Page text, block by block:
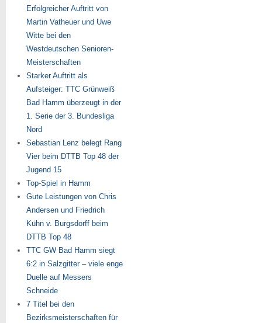
Erfolgreicher Auftritt von
Martin Vatheuer und Uwe
Witte bei den
Westdeutschen Senioren-
Meisterschaften
Starker Auftritt als
Aufsteiger: TTC Grünweiß
Bad Hamm überzeugt in der
1. Serie der 3. Bundesliga
Nord
Sebastian Lenz belegt Rang
Vier beim DTTB Top 48 der
Jugend 15
Top-Spiel in Hamm
Gute Leistungen von Chris
Andersen und Friedrich
Kühn v. Burgsdorff beim
DTTB Top 48
TTC GW Bad Hamm siegt
6:2 in Salzgitter – viele enge
Duelle auf Messers
Schneide
7 Titel bei den
Bezirksmeisterschaften für